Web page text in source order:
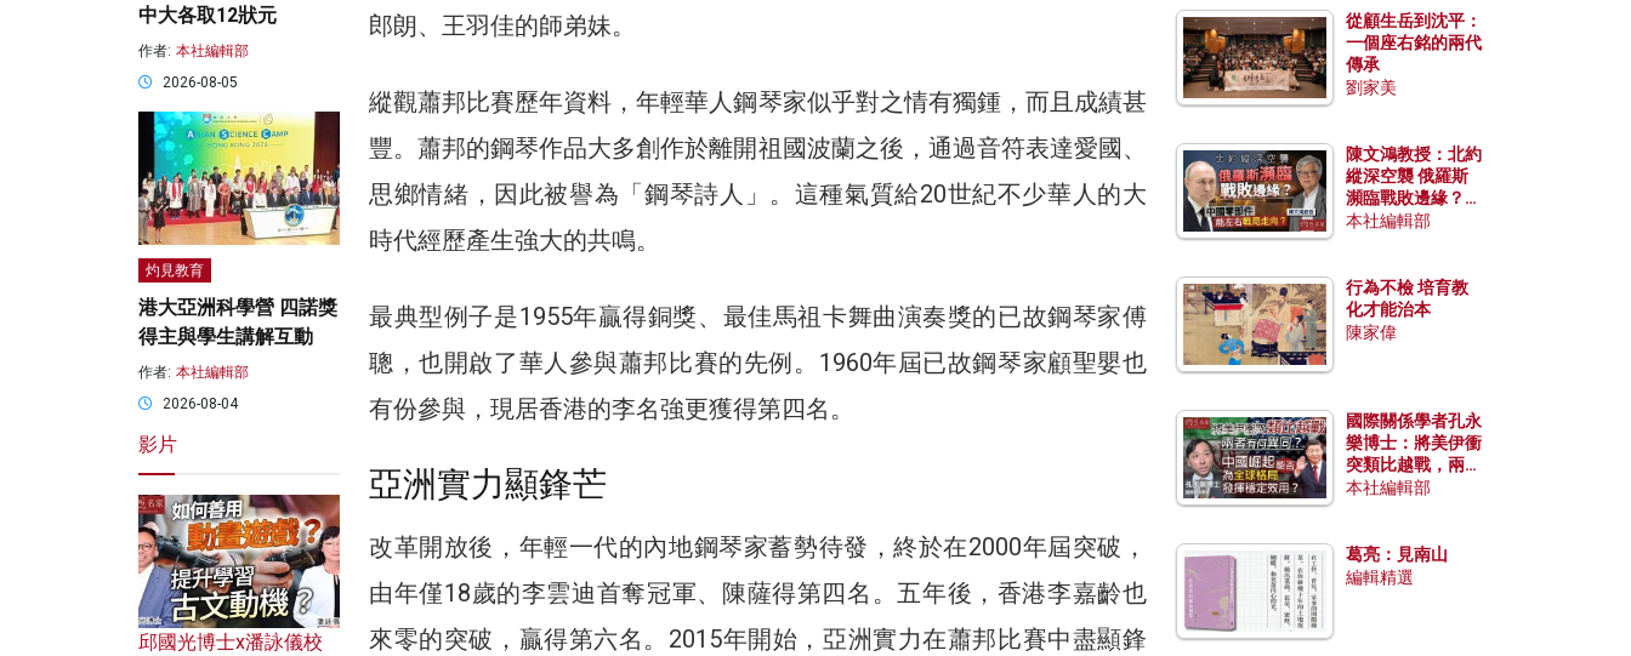
郎朗、王羽佳的師弟妹。
縱觀蕭邦比賽歷年資料，年輕華人鋼琴家似乎對之情有獨鍾，而且成績甚
豐。蕭邦的鋼琴作品大多創作於離開祖國波蘭之後，通過音符表達愛國、
思鄉情緒，因此被譽為「鋼琴詩人」。這種氣質給20世紀不少華人的大
時代經歷產生強大的共鳴。
最典型例子是1955年贏得銅獎、最佳馬祖卡舞曲演奏獎的已故鋼琴家傅
聰，也開啟了華人參與蕭邦比賽的先例。1960年屆已故鋼琴家顧聖嬰也
有份參與，現居香港的李名強更獲得第四名。
亞洲實力顯鋒芒
改革開放後，年輕一代的內地鋼琴家蓄勢待發，終於在2000年屆突破，
由年僅18歲的李雲迪首奪冠軍、陳薩得第四名。五年後，香港李嘉齡也
來零的突破，贏得第六名。2015年開始，亞洲實力在蕭邦比賽中盡顯鋒
中大各取12狀元
作者: 本社編輯部
2026-08-05
灼見教育
港大亞洲科學營 四諾獎
得主與學生講解互動
作者: 本社編輯部
2026-08-04
影片
邱國光博士x潘詠儀校
從顧生岳到沈平：
一個座右銘的兩代
傳承
劉家美
陳文鴻教授：北約
縱深空襲 俄羅斯
瀕臨戰敗邊緣？中
國零部件能左右戰
本社編輯部
行為不檢 培育教
化才能治本
陳家偉
國際關係學者孔永
樂博士：將美伊衝
突類比越戰，兩者
有何異同？中國崛
本社編輯部
葛亮：見南山
編輯精選